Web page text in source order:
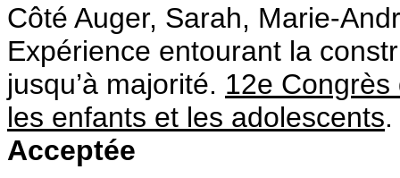
Côté Auger, Sarah, Marie-
Expérience entourant la
jusqu’à majorité. 12e
les enfants et les adolescents
Acceptée